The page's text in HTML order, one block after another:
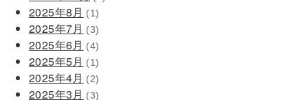
2025年8月 (1)
2025年7月 (3)
2025年6月 (4)
2025年5月 (1)
2025年4月 (2)
2025年3月 (3)